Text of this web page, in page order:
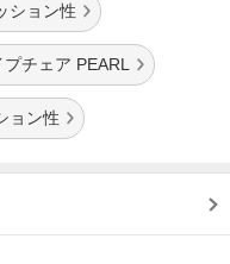
ション性
チェア PEARL
ョン性